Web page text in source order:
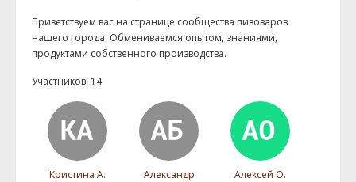
Приветствуем ваc на странице сообщества пивоваров
нашего города. Обмениваемся опытом, знаниями,
продуктами собственного производства.
Участников: 14
Кристина А.
Александр
Алексей О.